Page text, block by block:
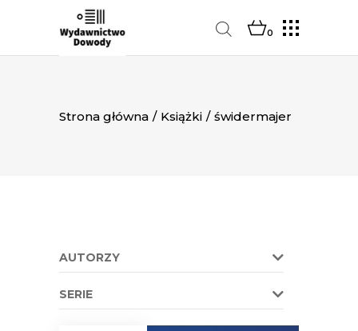
0
Strona główna / Książki / świdermajer
AUTORZY
SERIE